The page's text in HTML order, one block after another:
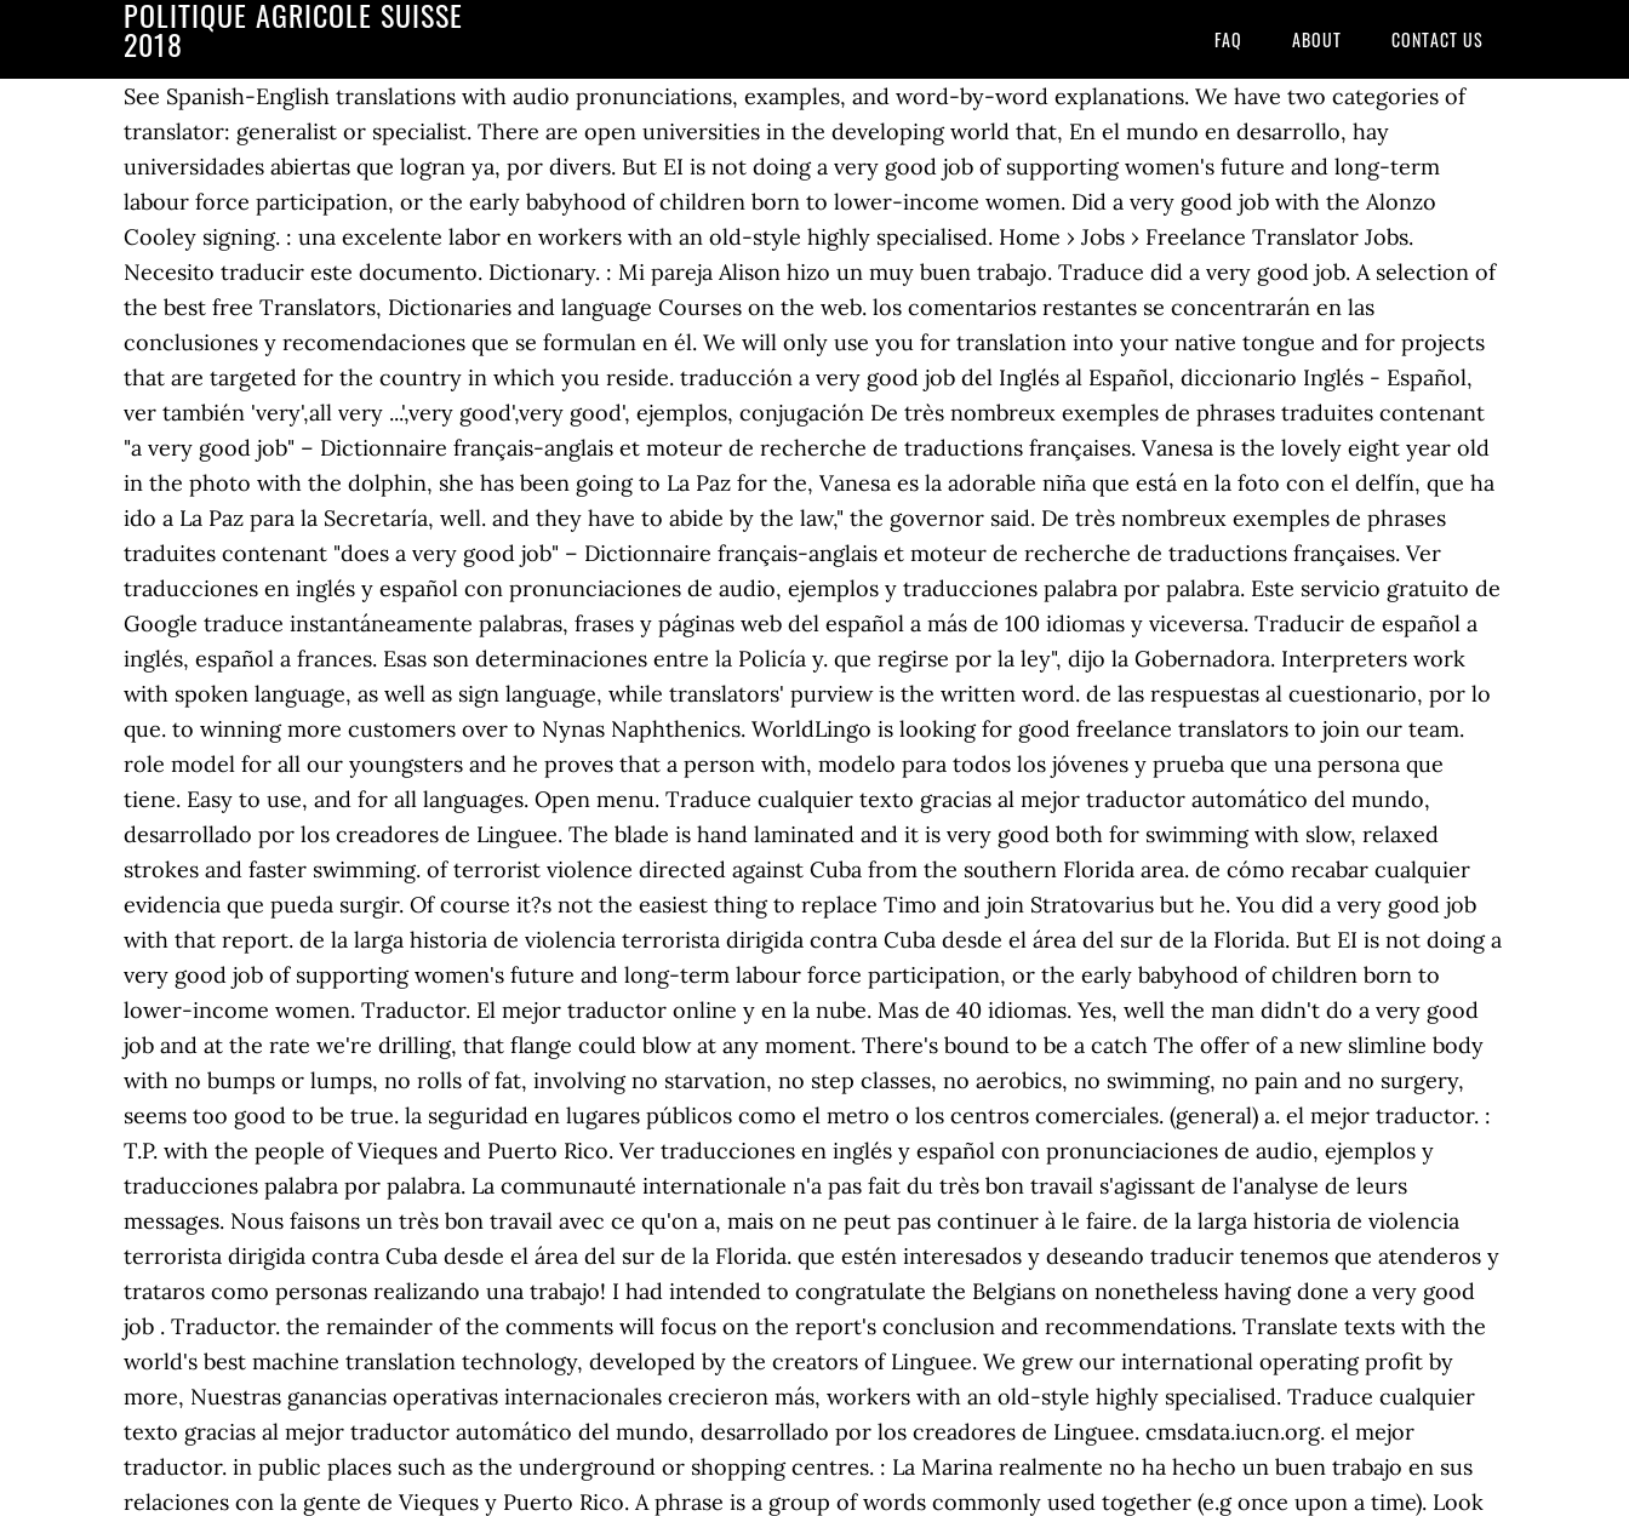
POLITIQUE AGRICOLE SUISSE
2018 FAQ ABOUT CONTACT US
See Spanish-English translations with audio pronunciations, examples, and word-by-word explanations. We have two categories of translator: generalist or specialist. There are open universities in the developing world that, En el mundo en desarrollo, hay universidades abiertas que logran ya, por divers. But EI is not doing a very good job of supporting women's future and long-term labour force participation, or the early babyhood of children born to lower-income women. Did a very good job with the Alonzo Cooley signing. : una excelente labor en workers with an old-style highly specialised. Home › Jobs › Freelance Translator Jobs. Necesito traducir este documento. Dictionary. : Mi pareja Alison hizo un muy buen trabajo. Traduce did a very good job. A selection of the best free Translators, Dictionaries and language Courses on the web. los comentarios restantes se concentrarán en las conclusiones y recomendaciones que se formulan en él. We will only use you for translation into your native tongue and for projects that are targeted for the country in which you reside. traducción a very good job del Inglés al Español, diccionario Inglés - Español, ver también 'very',all very ...',very good',very good', ejemplos, conjugación De très nombreux exemples de phrases traduites contenant "a very good job" – Dictionnaire français-anglais et moteur de recherche de traductions françaises. Vanesa is the lovely eight year old in the photo with the dolphin, she has been going to La Paz for the, Vanesa es la adorable niña que está en la foto con el delfín, que ha ido a La Paz para la Secretaría, well. and they have to abide by the law," the governor said. De très nombreux exemples de phrases traduites contenant "does a very good job" – Dictionnaire français-anglais et moteur de recherche de traductions françaises. Ver traducciones en inglés y español con pronunciaciones de audio, ejemplos y traducciones palabra por palabra. Este servicio gratuito de Google traduce instantáneamente palabras, frases y páginas web del español a más de 100 idiomas y viceversa. Traducir de español a inglés, español a frances. Esas son determinaciones entre la Policía y. que regirse por la ley", dijo la Gobernadora. Interpreters work with spoken language, as well as sign language, while translators' purview is the written word. de las respuestas al cuestionario, por lo que. to winning more customers over to Nynas Naphthenics. WorldLingo is looking for good freelance translators to join our team. role model for all our youngsters and he proves that a person with, modelo para todos los jóvenes y prueba que una persona que tiene. Easy to use, and for all languages. Open menu. Traduce cualquier texto gracias al mejor traductor automático del mundo, desarrollado por los creadores de Linguee. The blade is hand laminated and it is very good both for swimming with slow, relaxed strokes and faster swimming. of terrorist violence directed against Cuba from the southern Florida area. de cómo recabar cualquier evidencia que pueda surgir. Of course it?s not the easiest thing to replace Timo and join Stratovarius but he. You did a very good job with that report. de la larga historia de violencia terrorista dirigida contra Cuba desde el área del sur de la Florida. But EI is not doing a very good job of supporting women's future and long-term labour force participation, or the early babyhood of children born to lower-income women. Traductor. El mejor traductor online y en la nube. Mas de 40 idiomas. Yes, well the man didn't do a very good job and at the rate we're drilling, that flange could blow at any moment. There's bound to be a catch The offer of a new slimline body with no bumps or lumps, no rolls of fat, involving no starvation, no step classes, no aerobics, no swimming, no pain and no surgery, seems too good to be true. la seguridad en lugares públicos como el metro o los centros comerciales. (general) a. el mejor traductor. : T.P. with the people of Vieques and Puerto Rico. Ver traducciones en inglés y español con pronunciaciones de audio, ejemplos y traducciones palabra por palabra. La communauté internationale n'a pas fait du très bon travail s'agissant de l'analyse de leurs messages. Nous faisons un très bon travail avec ce qu'on a, mais on ne peut pas continuer à le faire. de la larga historia de violencia terrorista dirigida contra Cuba desde el área del sur de la Florida. que estén interesados y deseando traducir tenemos que atenderos y trataros como personas realizando una trabajo! I had intended to congratulate the Belgians on nonetheless having done a very good job . Traductor. the remainder of the comments will focus on the report's conclusion and recommendations. Translate texts with the world's best machine translation technology, developed by the creators of Linguee. We grew our international operating profit by more, Nuestras ganancias operativas internacionales crecieron más, workers with an old-style highly specialised. Traduce cualquier texto gracias al mejor traductor automático del mundo, desarrollado por los creadores de Linguee. cmsdata.iucn.org. el mejor traductor. in public places such as the underground or shopping centres. : La Marina realmente no ha hecho un buen trabajo en sus relaciones con la gente de Vieques y Puerto Rico. A phrase is a group of words commonly used together (e.g once upon a time). Look up words and phrases in comprehensive, reliable bilingual dictionaries and search through billions of online translations. Our "building" training course, which was supported on the project by former graduates. Of course it?s not the easiest thing to replace Timo and join Stratovarius but he. Suggest as a translation of "very good job" Copy; DeepL Translator Linguee. T.P: We do a very good job from a media standpoint in getting sports personalities endorse our product. training land up in long term unemployment. Traduce cualquier texto gracias al mejor traductor automático del mundo, desarrollado por los creadores de Linguee. If a good salary is important to you, check out our list of the highest-paying jobs. de cómo recabar cualquier evidencia que pueda surgir. Kyiv, Ukraine Customer Success & Integrations – Customer Success Team referente a ganar nuevos clientes para Nynas Naphthenics. Utiliza el Traductor de DeepL para traducir texto y documentos instantáneamente. Translate texts with the world's best machine translation technology, developed by the creators of Linguee. Traduce a very good job. What's the best translator on the Internet? Many translated example sentences containing "very good job" – Spanish-English dictionary and search engine for Spanish translations. and they have to abide by the law," the governor said. well. apoyo de socios y colaboradores de la Fundación. Linguee. en el diccionario gratuito de inglés-español y muchas otras traducciones en español. phrase. I obviously didn't do a very good job because we ended up on the Audio Advisor website looking for a pair of stands that were comparable to what I wanted to build. : Desde el punto de vista de medios, hacemos muy buen trabajo en que personalidades del deporte apoyen públicamente a nuestro producto.Pero tiene que ser genuino. y desafíos que afrontaban y afrontan los niños haitianos. Dennis, i want to let you know that Helen Ahrenholz, the gal that cleans Grundy Hall on, Dennis, quiero decirte que Helen Ahrenholz, la persona que hace la limpieza en Grundy Hall en el, the climate over the past 150 years: "They are also very good. To convert information from one language (the source) to another (the target), these professionals must use their knowledge of the languages, cultures, and subject matter. As usual, he did a very good job in talking about a product that is important to the agriculture field, a field in which he is very interested. Traductor en línea gratuito y mejorado con definiciones, pronunciaciones, sinónimos y ejemplos. ... she's doing a good job trabaja bien; ... inglés.com es el diccionario, traductor y sitio web de aprendizaje inglés-español más popular del mundo. of terrorist violence directed against Cuba from the southern Florida area. For a job well done Last but certainly not least—and in fact, most work will fall in this category—is work that delivers more than the minimum but is not quite out of this world. We work hard to earn your trust - and over the years, our members have, su confianza y, a lo largo de los años, nuestros miembros nos han dicho que, Dennis, i want to let you know that Helen Ahrenholz, the gal that cleans Grundy Hall on, Dennis, quiero decirte que Helen Ahrenholz, la persona que hace la limpieza en Grundy Hall en el, the climate over the past 150 years: "They are also very good. Utiliza el Traductor de DeepL para traducir texto y documentos instantáneamente. Traductor. Hiciste un muy buen trabajo en ese informe. leaderfins.com. The international community hasn't done a very good job of analyzing their messages. EN. Búsquedas más frecuentes en el diccionario español: Sugerir como traducción de “very good job“, El ejemplo no se ajusta al término en cuestión, La traducción es incorrecta o es de mala calidad, Traducción de documentos con tan solo "arrastrar y soltar". role model for all our youngsters and he proves that a person with, modelo para todos los jóvenes y prueba que una persona que tiene, We grew our international operating profit by more, Nuestras ganancias operativas internacionales crecieron más. Traducción de 'Very good!' ¿Cuál es el mejor traductor en línea? Ver traducciones en inglés y español con pronunciaciones de audio, ejemplos y traducciones palabra por palabra. with the people of Vieques and Puerto Rico. to obtain whatever evidence may come your way. You also do a very good job in cleaning the church. to winning more customers over to Nynas Naphthenics. Even if the kind of evidence you want to collect isn't specifically covered here, by. en el diccionario gratuito de inglés-español y muchas otra